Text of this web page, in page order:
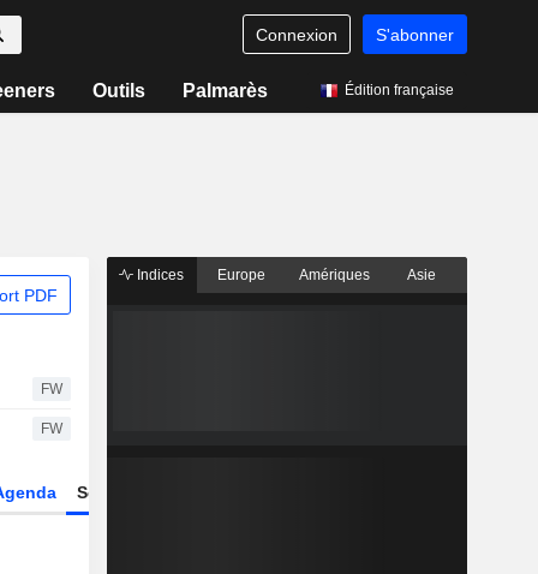
Connexion S'abonner
Outils Palmarès Édition française
PDF
FW
FW
Secteur
Indices Europe Amériques Asie